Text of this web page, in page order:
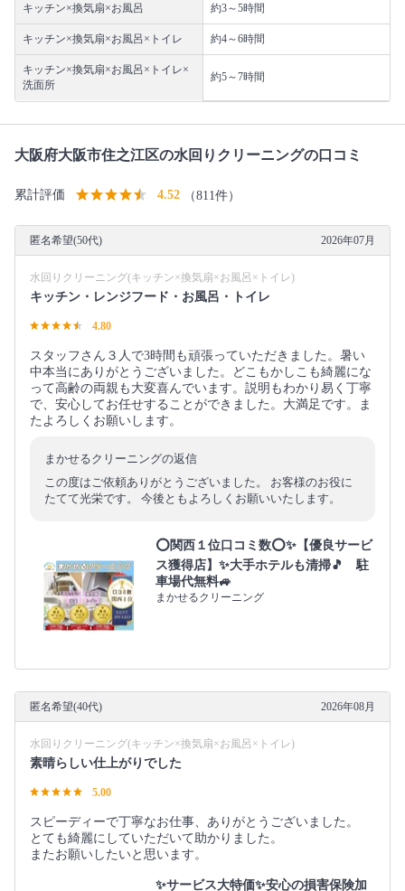
キッチン×換気扇×お風呂 約3～5時間
キッチン×換気扇×お風呂×トイレ 約4～6時間
キッチン×換気扇×お風呂×トイレ×
洗面所
約5～7時間
大阪府大阪市住之江区の水回りクリーニングの口コミ
累計評価 4.52 （811件）
匿名希望(50代) 2026年07月
水回りクリーニング(キッチン×換気扇×お風呂×トイレ)
キッチン・レンジフード・お風呂・トイレ
4.80
スタッフさん３人で3時間も頑張っていただきました。暑い
中本当にありがとうございました。どこもかしこも綺麗にな
って高齢の両親も大変喜んでいます。説明もわかり易く丁寧
で、安心してお任せすることができました。大満足です。ま
たよろしくお願いします。
まかせるクリーニングの返信
この度はご依頼ありがとうございました。 お客様のお役に
たてて光栄です。 今後ともよろしくお願いいたします。
⭕関西１位口コミ数⭕✨【優良サービ
ス獲得店】✨大手ホテルも清掃🎵 駐
車場代無料🚙
まかせるクリーニング
匿名希望(40代) 2026年08月
水回りクリーニング(キッチン×換気扇×お風呂×トイレ)
素晴らしい仕上がりでした
5.00
スピーディーで丁寧なお仕事、ありがとうございました。
とても綺麗にしていただいて助かりました。
またお願いしたいと思います。
✨サービス大特価✨安心の損害保険加